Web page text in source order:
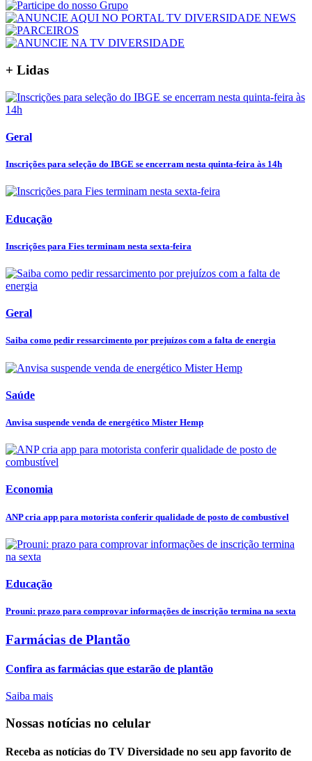
+ Lidas
Geral
Inscrições para seleção do IBGE se encerram nesta quinta-feira às 14h
Educação
Inscrições para Fies terminam nesta sexta-feira
Geral
Saiba como pedir ressarcimento por prejuízos com a falta de energia
Saúde
Anvisa suspende venda de energético Mister Hemp
Economia
ANP cria app para motorista conferir qualidade de posto de combustível
Educação
Prouni: prazo para comprovar informações de inscrição termina na sexta
Farmácias de Plantão
Confira as farmácias que estarão de plantão
Saiba mais
Nossas notícias no celular
Receba as notícias do TV Diversidade no seu app favorito de